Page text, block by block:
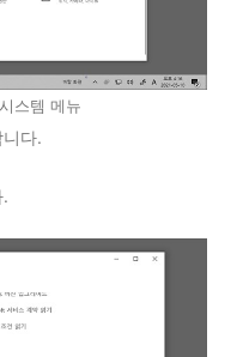
스템 메뉴
다.